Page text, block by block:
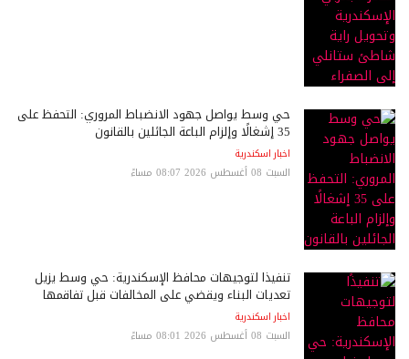
حي وسط يواصل جهود الانضباط المروري: التحفظ على
35 إشغالًا وإلزام الباعة الجائلين بالقانون
اخبار اسكندرية
السبت 08 أغسطس 2026 08:07 مساءً
تنفيذًا لتوجيهات محافظ الإسكندرية: حي وسط يزيل
تعديات البناء ويقضي على المخالفات قبل تفاقمها
اخبار اسكندرية
السبت 08 أغسطس 2026 08:01 مساءً